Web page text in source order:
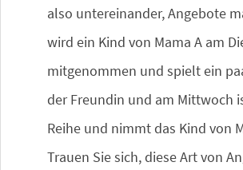
also untereinander, Angebote
wird ein Kind von Mama A am
mitgenommen und spielt ein
der Freundin und am Mittwoch
Reihe und nimmt das Kind von
Trauen Sie sich, diese Art von